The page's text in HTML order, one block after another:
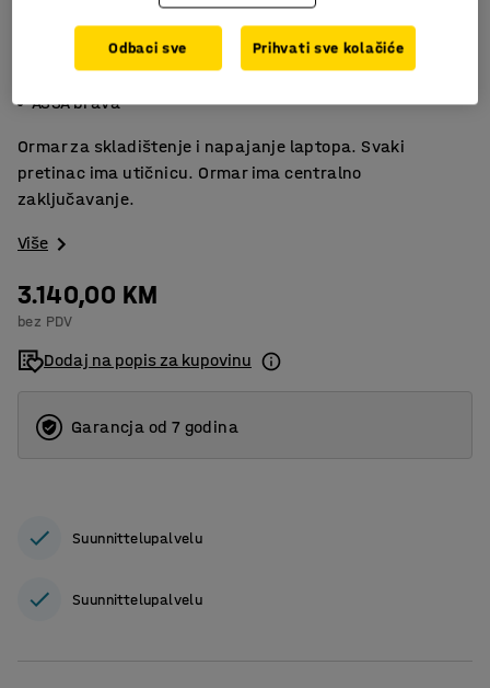
Utičnice za punjenje
Dobra ventilacija
ASSA brava
Ormar za skladištenje i napajanje laptopa. Svaki
pretinac ima utičnicu. Ormar ima centralno
zaključavanje.
Više
3.140,00 KM
bez PDV
Dodaj na popis za kupovinu
Garancja od 7 godina
Suunnittelupalvelu
Suunnittelupalvelu
Odbaci sve Prihvati sve kolačiće